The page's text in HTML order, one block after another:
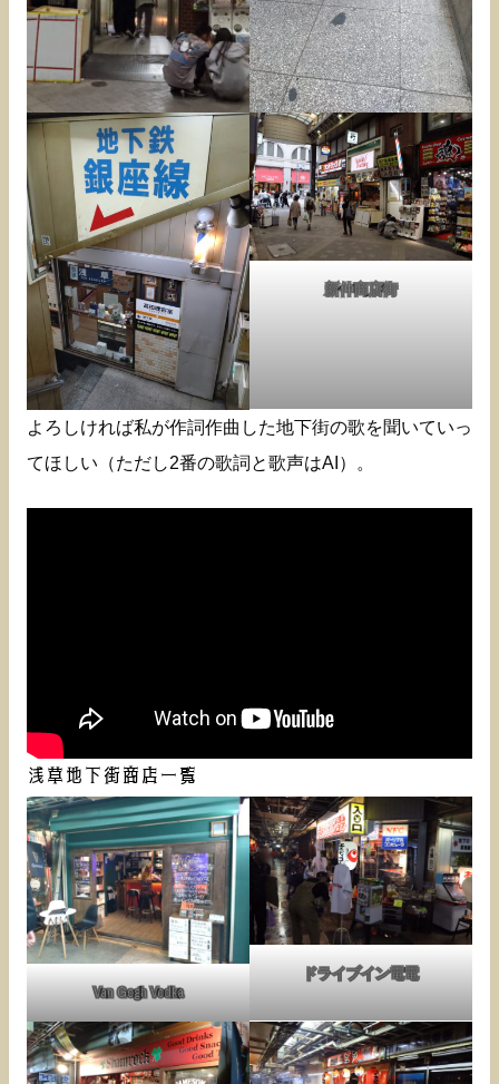
新仲商店街
よろしければ私が作詞作曲した地下街の歌を聞いていっ
てほしい（ただし2番の歌詞と歌声はAI）。
浅草地下街商店一覧
Van Gogh Vodka
ドライブイン電電